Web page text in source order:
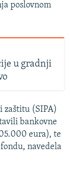
poslovnom
u gradnji
zaštitu (SIPA)
bankovne
eura), te
navedela